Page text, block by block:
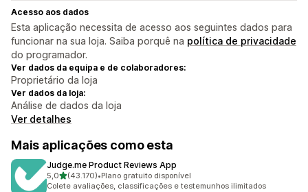
Acesso aos dados
Esta aplicação necessita de acesso aos seguintes dados para
funcionar na sua loja. Saiba porquê na política de privacidade
do programador.
Ver dados da equipa e de colaboradores:
Proprietário da loja
Ver dados da loja:
Análise de dados da loja
Ver detalhes
Mais aplicações como esta
Judge.me Product Reviews App
5,0de 5 estrelas
(43.170)
43170 total de avaliações
•Plano gratuito disponível
Colete avaliações, classificações e testemunhos ilimitados